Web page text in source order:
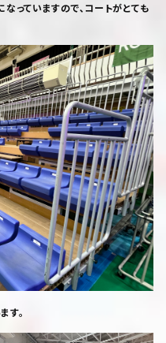
っていますので、コートがとても
す。